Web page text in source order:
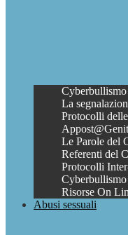
Cyberbullismo
La
Protocolli
Le Parole del
Referenti del
Protocolli
Cyberbullismo
Risorse On
Abusi sessuali